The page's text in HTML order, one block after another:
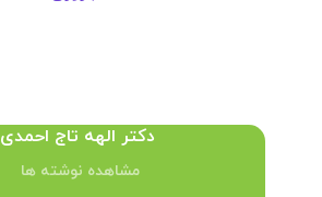
دکتر الهه تاج احمدی
مشاهده نوشته ها